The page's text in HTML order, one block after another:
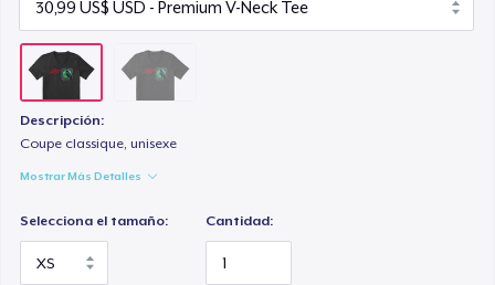
Descripción:
Coupe classique, unisexe
Mostrar Más Detalles
Selecciona el tamaño: Cantidad: